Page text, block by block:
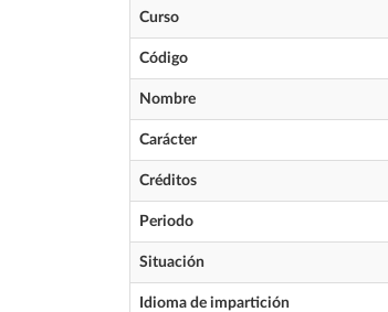
Curso
Código
Nombre
Carácter
Créditos
Periodo
Situación
Idioma de impartición